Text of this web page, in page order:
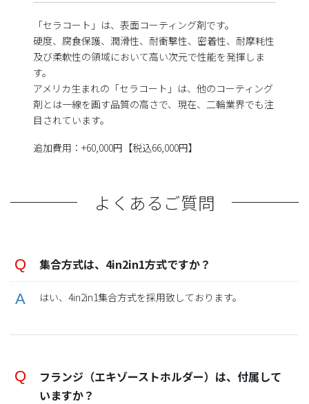
「セラコート」は、表面コーティング剤です。
硬度、腐食保護、潤滑性、耐衝撃性、密着性、耐摩耗性
及び柔軟性の領域において高い次元で性能を発揮しま
す。
アメリカ生まれの「セラコート」は、他のコーティング
剤とは一線を画す品質の高さで、現在、二輪業界でも注
目されています。
追加費用：+60,000円【税込66,000円】
よくあるご質問
集合方式は、4in2in1方式ですか？
はい、4in2in1集合方式を採用致しております。
フランジ（エキゾーストホルダー）は、付属して
いますか？